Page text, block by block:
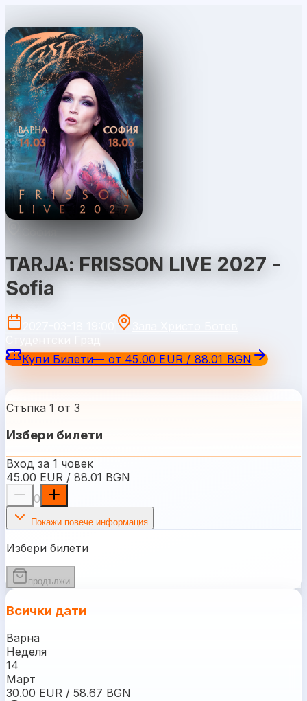
София
TARJA: FRISSON LIVE 2027 -
Sofia
Купи Билети— от 45.00 EUR / 88.01 BGN
Стъпка 1 от 3
Избери билети
Вход за 1 човек
45.00 EUR / 88.01 BGN
0
Покажи повече информация
Избери билети
продължи
Всички дати
Варна
Неделя
14
Март
30.00 EUR / 58.67 BGN